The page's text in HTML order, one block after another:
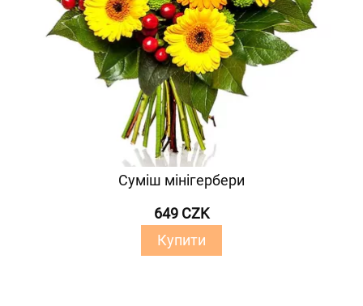
Суміш мінігербери
649 CZK
Купити